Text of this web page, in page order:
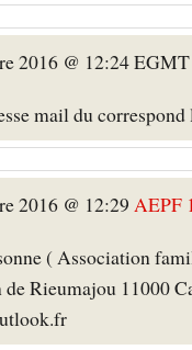
2016 @ 12:24
mail du
2016 @ 12:29 AEPF
( Association
Rieumajou 11000